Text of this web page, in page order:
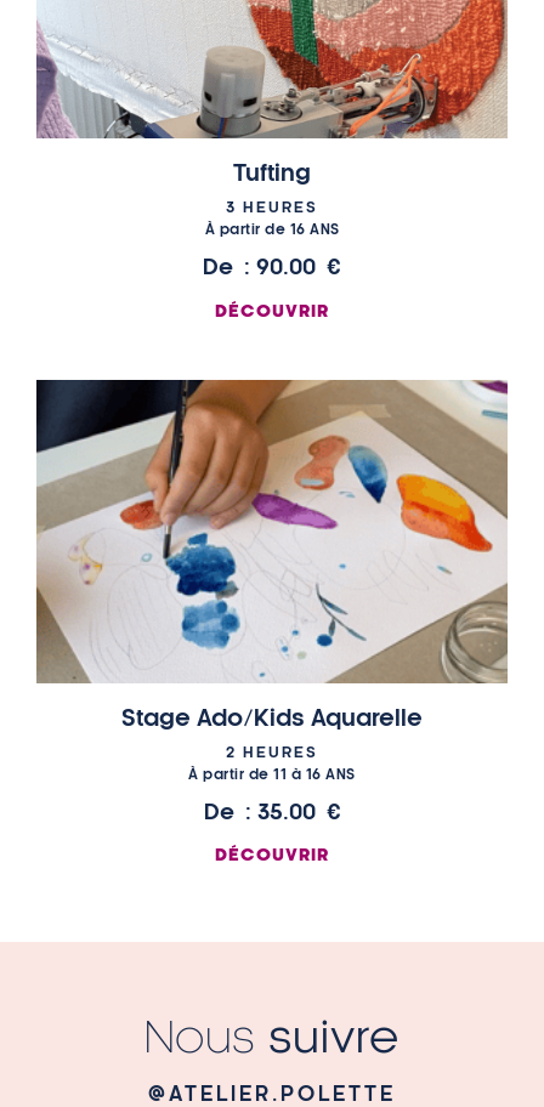
Tufting
3 HEURES
À partir de 16 ANS
De : 90.00 €
DÉCOUVRIR
Stage Ado/Kids Aquarelle
2 HEURES
À partir de 11 à 16 ANS
De : 35.00 €
DÉCOUVRIR
Nous suivre
@ATELIER.POLETTE